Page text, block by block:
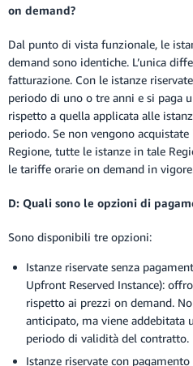
on demand?
Dal punto di vista funzionale, le
demand sono identiche. L’unica
fatturazione. Con le istanze
periodo di uno o tre anni e si paga
rispetto a quella applicata alle
periodo. Se non vengono
Regione, tutte le istanze in tale
le tariffe orarie on demand in
D: Quali sono le opzioni di
Sono disponibili tre opzioni:
Istanze riservate senza
Upfront Reserved Instance):
rispetto ai prezzi on demand.
anticipato, ma viene addebitata
periodo di validità del contratto.
Istanze riservate con